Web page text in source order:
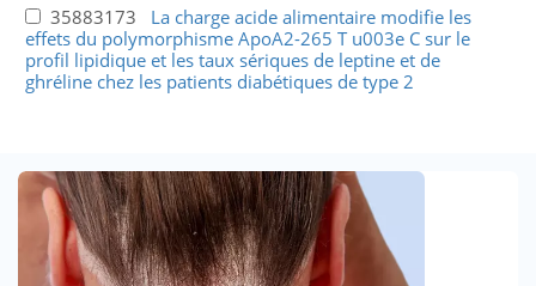
35883173 La charge acide alimentaire modifie les
effets du polymorphisme ApoA2-265 T u003e C sur le
profil lipidique et les taux sériques de leptine et de
ghréline chez les patients diabétiques de type 2